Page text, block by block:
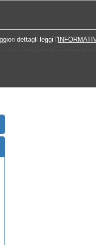
dettagli leggi l'
League 2025-2026